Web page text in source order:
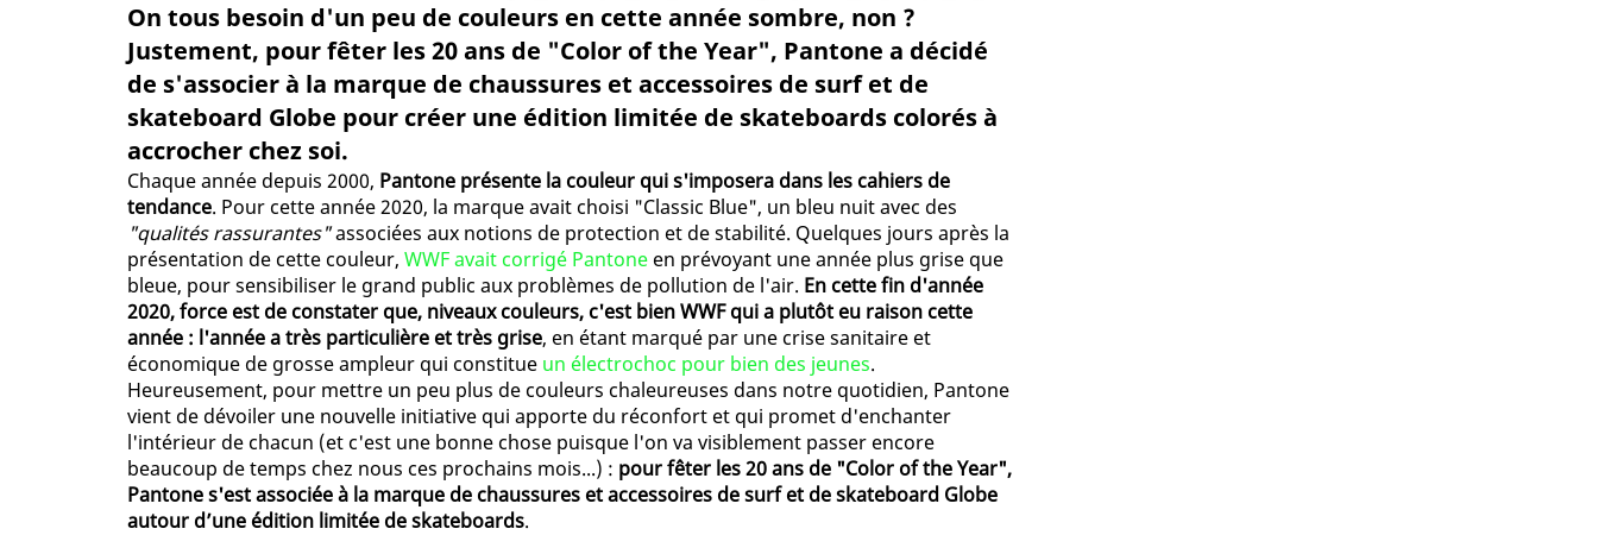
On tous besoin d'un peu de couleurs en cette année sombre, non ?
Justement, pour fêter les 20 ans de "Color of the Year", Pantone a décidé
de s'associer à la marque de chaussures et accessoires de surf et de
skateboard Globe pour créer une édition limitée de skateboards colorés à
accrocher chez soi.
Chaque année depuis 2000, Pantone présente la couleur qui s'imposera dans les cahiers de
tendance. Pour cette année 2020, la marque avait choisi "Classic Blue", un bleu nuit avec des
"qualités rassurantes"associées aux notions de protection et de stabilité. Quelques jours après la
présentation de cette couleur, WWF avait corrigé Pantone en prévoyant une année plus grise que
bleue, pour sensibiliser le grand public aux problèmes de pollution de l'air. En cette fin d'année
2020, force est de constater que, niveaux couleurs, c'est bien WWF qui a plutôt eu raison cette
année : l'année a très particulière et très grise, en étant marqué par une crise sanitaire et
économique de grosse ampleur qui constitue un électrochoc pour bien des jeunes.
Heureusement, pour mettre un peu plus de couleurs chaleureuses dans notre quotidien, Pantone
vient de dévoiler une nouvelle initiative qui apporte du réconfort et qui promet d'enchanter
l'intérieur de chacun (et c'est une bonne chose puisque l'on va visiblement passer encore
beaucoup de temps chez nous ces prochains mois...) : pour fêter les 20 ans de "Color of the Year",
Pantone s'est associée à la marque de chaussures et accessoires de surf et de skateboard Globe
autour d’une édition limitée de skateboards.